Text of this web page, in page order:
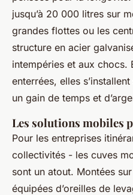
jusqu’à 20 000 litres sur
grandes flottes ou les
structure en acier
intempéries et aux chocs.
enterrées, elles
un gain de temps et
Les solutions mobiles
Pour les entreprises
collectivités - les cuves
sont un atout. Montées
équipées d’oreilles de